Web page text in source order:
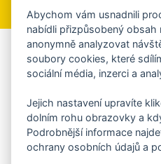
Aplikace
Chcete dostávat do svého
ankety, pozvánky na
Více
Abychom vám usnadnili
nabídli přizpůsobený obsah
anonymně analyzovat
soubory cookies, které
sociální média, inzerci a
Jejich nastavení upravíte
dolním rohu obrazovky a
Podrobnější informace
ochrany osobních údajů a